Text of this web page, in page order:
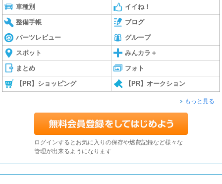
車種別 イイね！
整備手帳 ブログ
パーツレビュー グループ
スポット みんカラ＋
まとめ フォト
【PR】ショッピング 【PR】オークション
もっと見る
ログインするとお気に入りの保存や燃費記録など様々な
管理が出来るようになります